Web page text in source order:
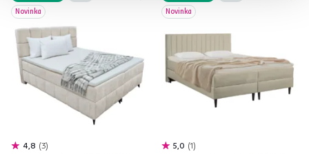
Novinka
4,8 3
Novinka
5,0 1